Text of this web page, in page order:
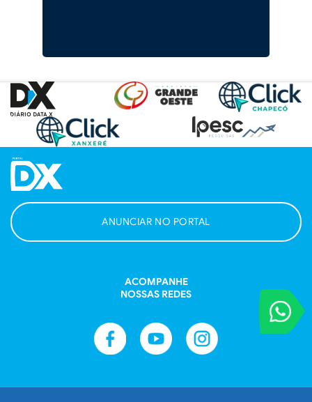
VOCÊ
Entre em
ANUNCIAR NO PORTAL
ACOMPANHE
NOSSAS REDES